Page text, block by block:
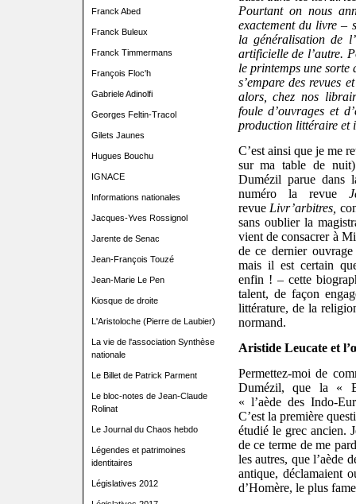
Franck Abed
Franck Buleux
Franck Timmermans
François Floc'h
Gabriele Adinolfi
Georges Feltin-Tracol
Gilets Jaunes
Hugues Bouchu
IGNACE
Informations nationales
Jacques-Yves Rossignol
Jarente de Senac
Jean-François Touzé
Jean-Marie Le Pen
Kiosque de droite
L'Aristoloche (Pierre de Laubier)
La vie de l'association Synthèse
nationale
Le Billet de Patrick Parment
Le bloc-notes de Jean-Claude
Rolinat
Le Journal du Chaos hebdo
Légendes et patrimoines
identitaires
Législatives 2012
Pourtant on nous
exactement du livre –
la généralisation de
artificielle de l’autre.
le printemps une sorte
s’empare des revues
alors, chez nos
foule d’ouvrages et
production littéraire et
C’est ainsi que je me
sur ma table de
Dumézil parue dans
numéro la revue
revue Livr’arbitres,
sans oublier la
vient de consacrer à
de ce dernier
mais il est certain
enfin ! – cette
talent, de façon
littérature, de la
normand.
Aristide Leucate et
Permettez-moi de
Dumézil, que la «
« l’aède des Indo-
C’est la première
étudié le grec ancien.
de ce terme de me
les autres, que l’aède
antique, déclamaient
d’Homère, le plus